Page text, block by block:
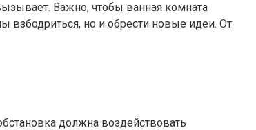
Важно, чтобы ванная комната
взбодриться, но и обрести новые идеи. От
должна воздействовать